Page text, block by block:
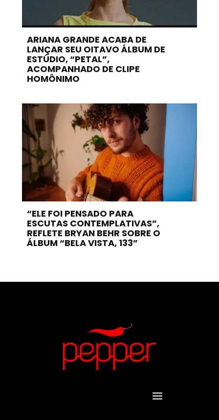
ARIANA GRANDE ACABA DE
LANÇAR SEU OITAVO ÁLBUM DE
ESTÚDIO, “PETAL”,
ACOMPANHADO DE CLIPE
HOMÔNIMO
“ELE FOI PENSADO PARA
ESCUTAS CONTEMPLATIVAS”,
REFLETE BRYAN BEHR SOBRE O
ÁLBUM “BELA VISTA, 133”